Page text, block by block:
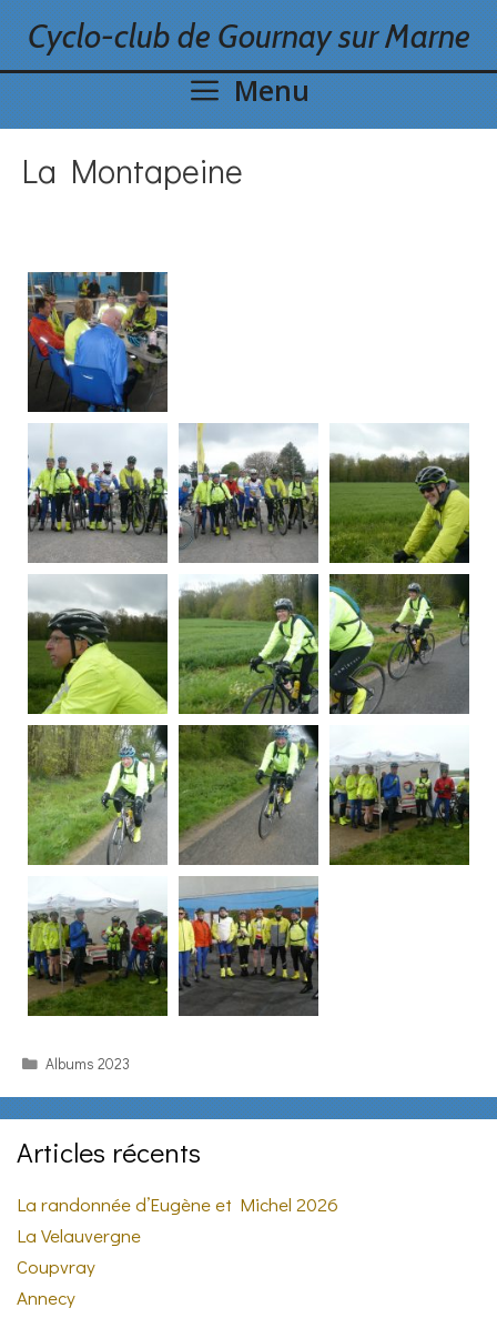
Skip
to
content
Cyclo-club de Gournay sur Marne
Menu
La Montapeine
Categories
Albums 2023
Articles récents
La randonnée d’Eugène et Michel 2026
La Velauvergne
Coupvray
Annecy